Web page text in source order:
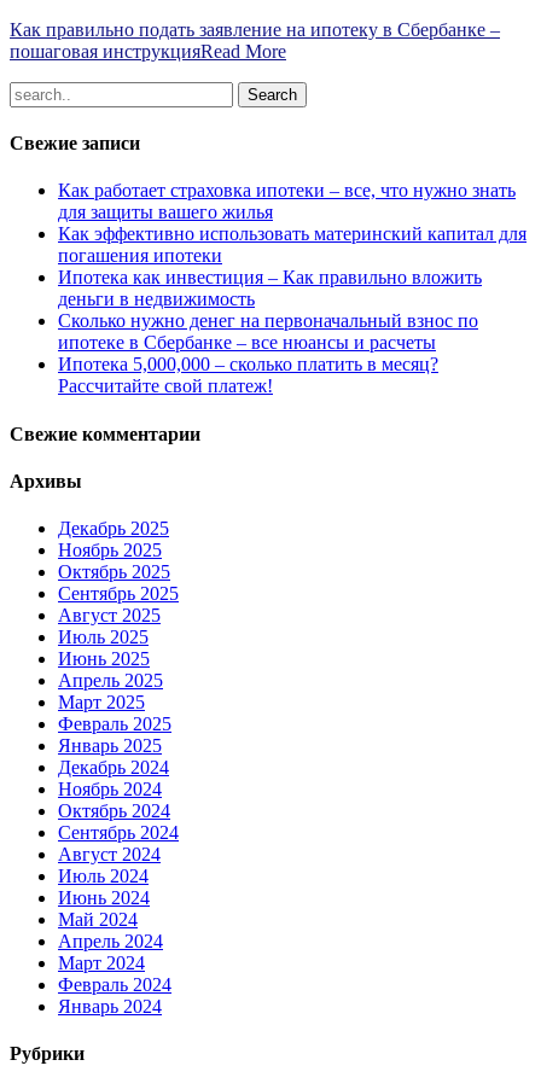
Как правильно подать заявление на ипотеку в Сбербанке –
пошаговая инструкцияRead More
Свежие записи
Как работает страховка ипотеки – все, что нужно знать
для защиты вашего жилья
Как эффективно использовать материнский капитал для
погашения ипотеки
Ипотека как инвестиция – Как правильно вложить
деньги в недвижимость
Сколько нужно денег на первоначальный взнос по
ипотеке в Сбербанке – все нюансы и расчеты
Ипотека 5,000,000 – сколько платить в месяц?
Рассчитайте свой платеж!
Свежие комментарии
Архивы
Декабрь 2025
Ноябрь 2025
Октябрь 2025
Сентябрь 2025
Август 2025
Июль 2025
Июнь 2025
Апрель 2025
Март 2025
Февраль 2025
Январь 2025
Декабрь 2024
Ноябрь 2024
Октябрь 2024
Сентябрь 2024
Август 2024
Июль 2024
Июнь 2024
Май 2024
Апрель 2024
Март 2024
Февраль 2024
Январь 2024
Рубрики